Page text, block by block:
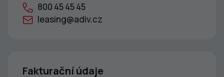
800 45 45 45
leasing@adiv.cz
Fakturační údaje